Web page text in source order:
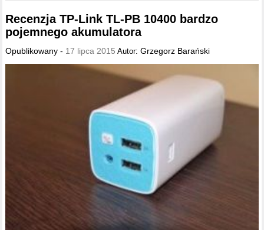
Recenzja TP-Link TL-PB 10400 bardzo
pojemnego akumulatora
Opublikowany - 17 lipca 2015 Autor:Grzegorz Barański